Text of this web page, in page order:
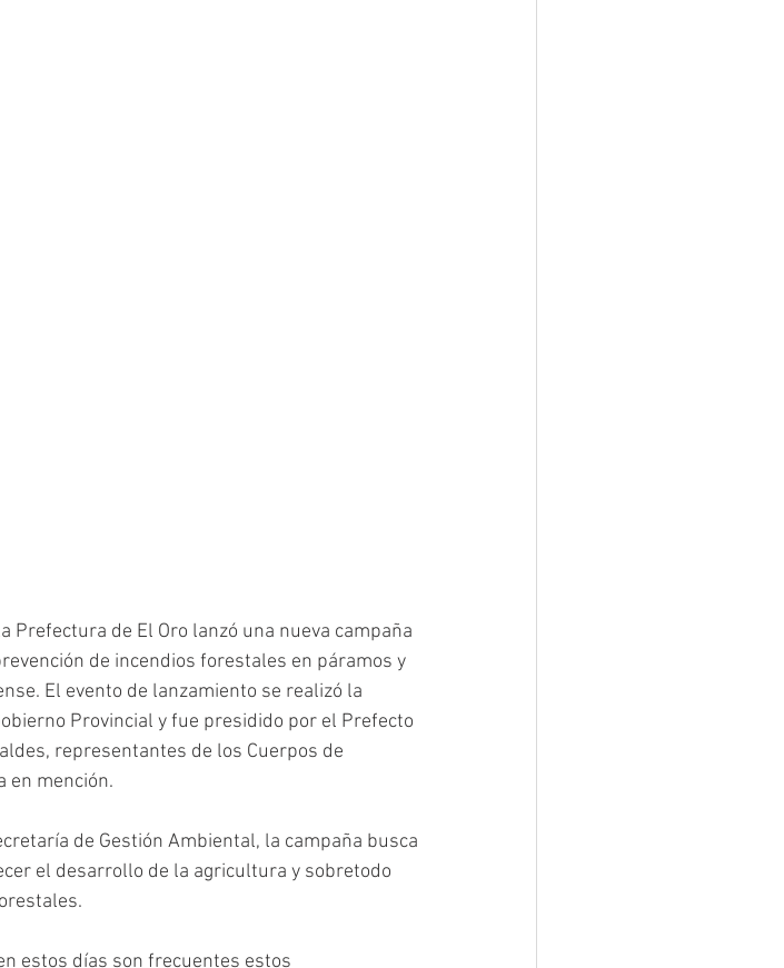
Prefectura de El Oro lanzó una nueva campaña
de incendios forestales en páramos y
El evento de lanzamiento se realizó la
Provincial y fue presidido por el Prefecto
representantes de los Cuerpos de
en mención.
de Gestión Ambiental, la campaña busca
el desarrollo de la agricultura y sobretodo
estos días son frecuentes estos